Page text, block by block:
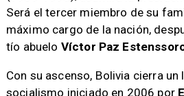
Será el tercer miembro de su
máximo cargo de la nación,
tío abuelo Víctor Paz
Con su ascenso, Bolivia cierra
socialismo iniciado en 2006 por